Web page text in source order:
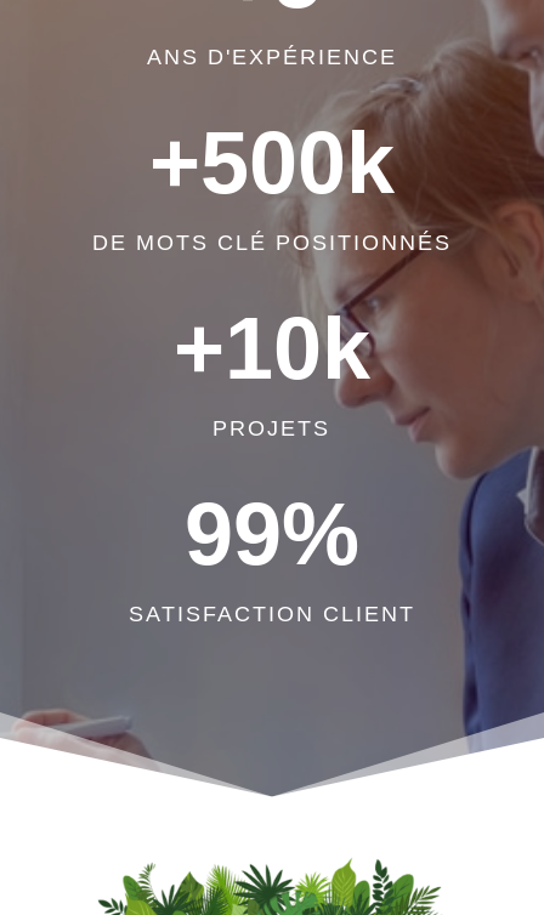
ANS D'EXPÉRIENCE
+500k
DE MOTS CLÉ POSITIONNÉS
+10k
PROJETS
99%
SATISFACTION CLIENT